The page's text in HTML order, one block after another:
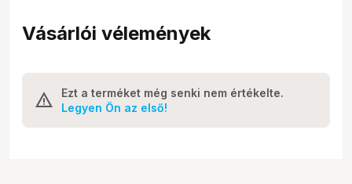
Vásárlói vélemények
Ezt a terméket még senki nem értékelte.
Legyen Ön az első!